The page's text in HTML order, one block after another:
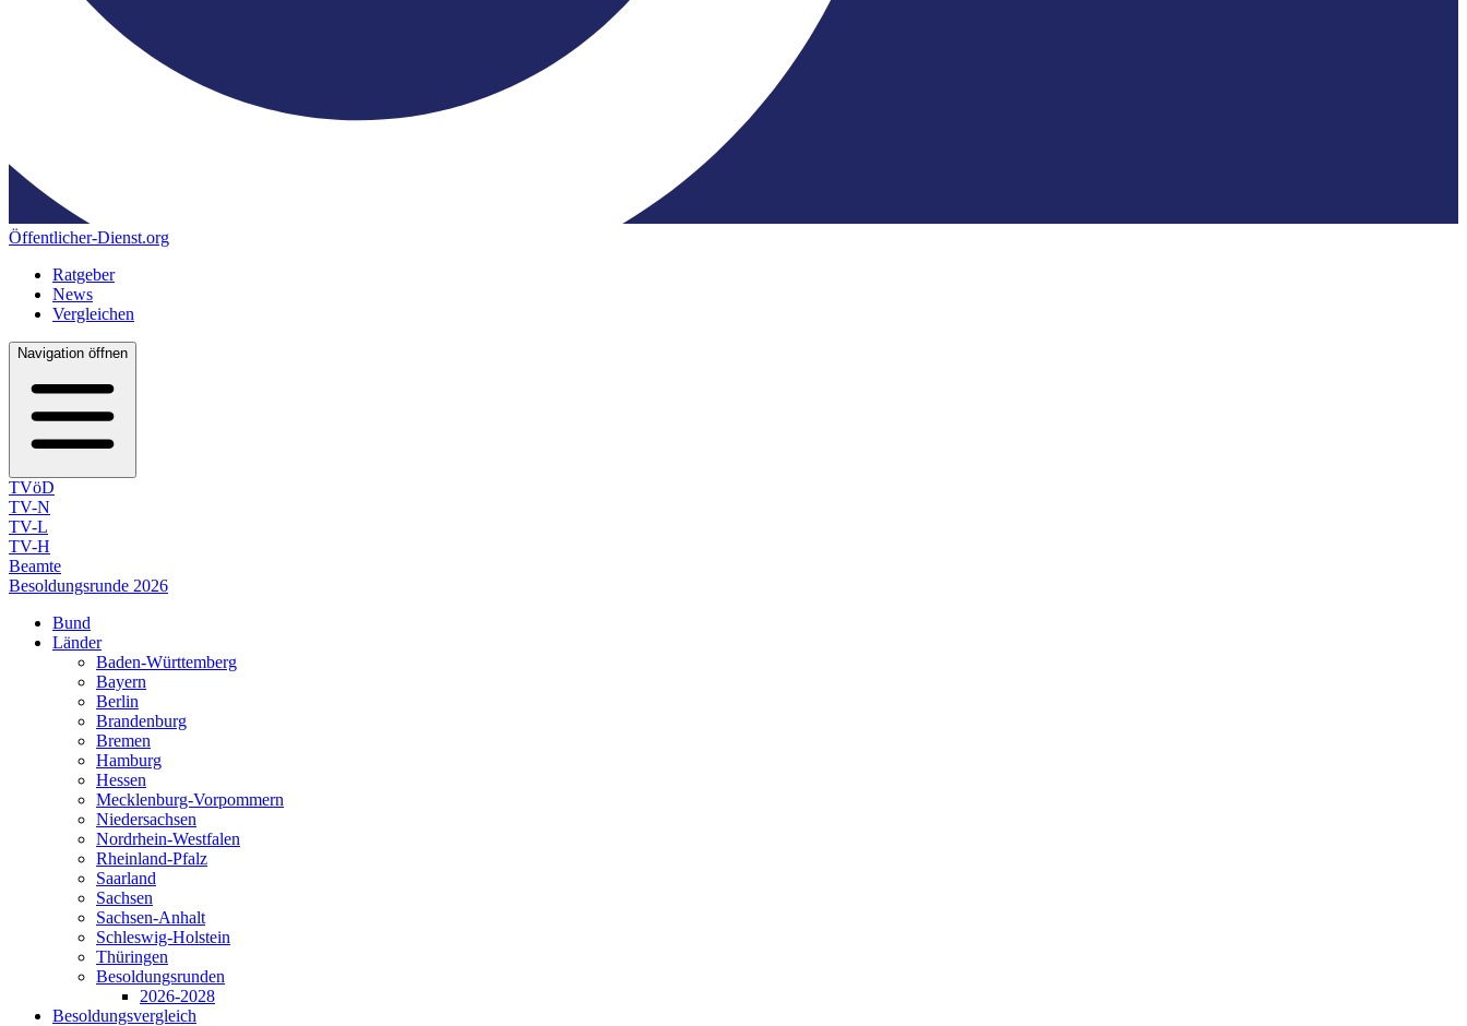
Öffentlicher-Dienst.org
Ratgeber
News
Vergleichen
Navigation öffnen
TVöD
TV-N
TV-L
TV-H
Beamte
Besoldungsrunde 2026
Bund
Länder
Baden-Württemberg
Bayern
Berlin
Brandenburg
Bremen
Hamburg
Hessen
Mecklenburg-Vorpommern
Niedersachsen
Nordrhein-Westfalen
Rheinland-Pfalz
Saarland
Sachsen
Sachsen-Anhalt
Schleswig-Holstein
Thüringen
Besoldungsrunden
2026-2028
Besoldungsvergleich